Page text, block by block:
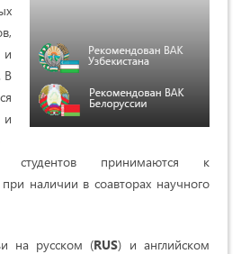
и
В
и
студентов принимаются к
наличии в соавторах научного
на русском (RUS) и английском